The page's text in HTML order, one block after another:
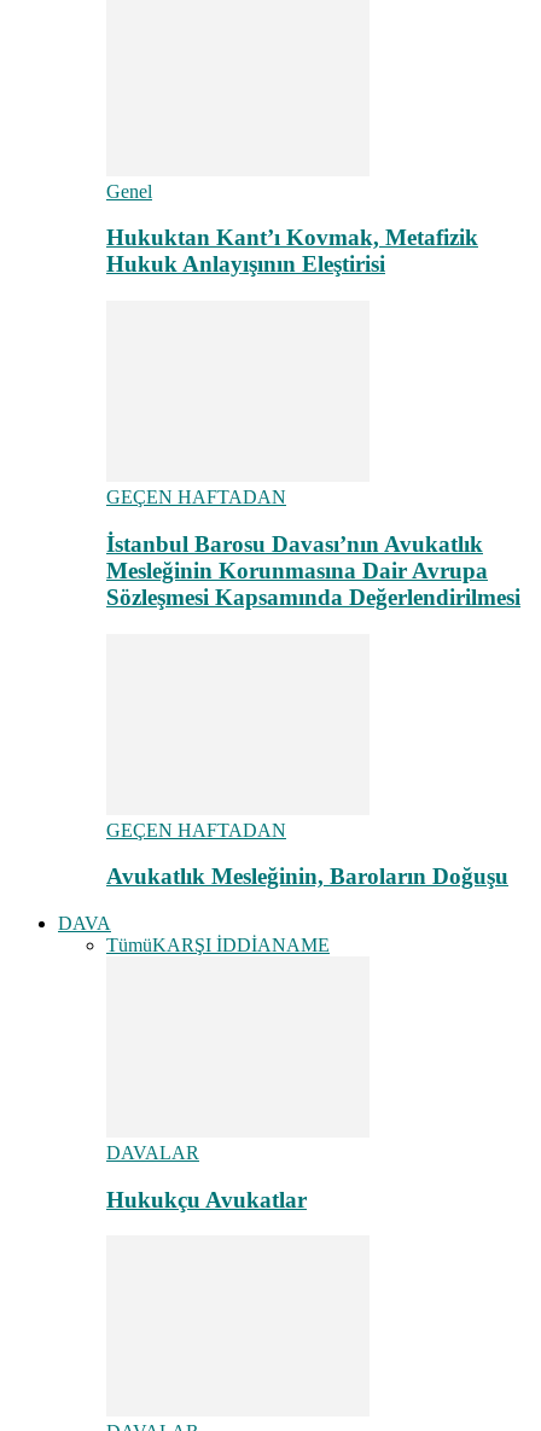
Genel
Hukuktan Kant’ı Kovmak, Metafizik
Hukuk Anlayışının Eleştirisi
GEÇEN HAFTADAN
İstanbul Barosu Davası’nın Avukatlık
Mesleğinin Korunmasına Dair Avrupa
Sözleşmesi Kapsamında Değerlendirilmesi
GEÇEN HAFTADAN
Avukatlık Mesleğinin, Baroların Doğuşu
DAVA
TümüKARŞI İDDİANAME
DAVALAR
Hukukçu Avukatlar